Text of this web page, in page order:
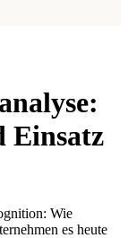
Einsatz
Wie
es heute